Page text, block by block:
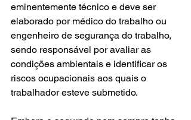
eminentemente técnico e deve ser
elaborado por médico do trabalho ou
engenheiro de segurança do trabalho,
sendo responsável por avaliar as
condições ambientais e identificar os
riscos ocupacionais aos quais o
trabalhador esteve submetido.